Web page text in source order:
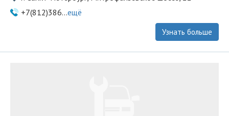
+7(812)386...ещё
Узнать больше